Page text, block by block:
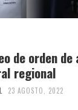
de orden
regional
23 AGOSTO, 2022